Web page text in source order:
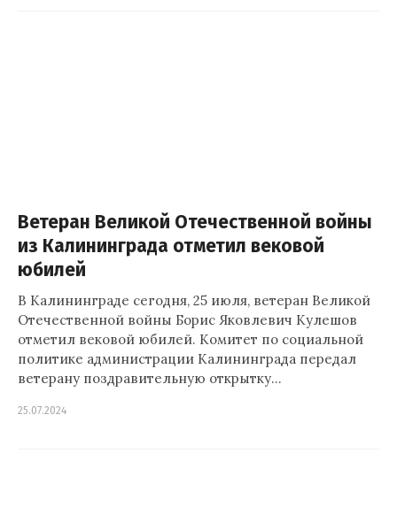
Ветеран Великой Отечественной войны
из Калининграда отметил вековой
юбилей
В Калининграде сегодня, 25 июля, ветеран Великой
Отечественной войны Борис Яковлевич Кулешов
отметил вековой юбилей. Комитет по социальной
политике администрации Калининграда передал
ветерану поздравительную открытку…
25.07.2024